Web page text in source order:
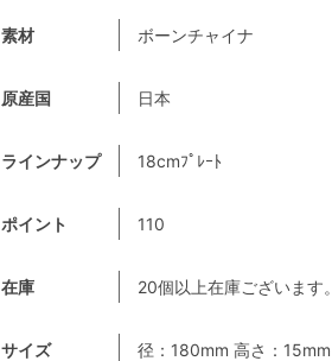
素材 ボーンチャイナ
原産国 日本
ラインナップ 18cmﾌﾟﾚｰﾄ
ポイント 110
在庫 20個以上在庫ございます。
サイズ 径：180mm 高さ：15mm